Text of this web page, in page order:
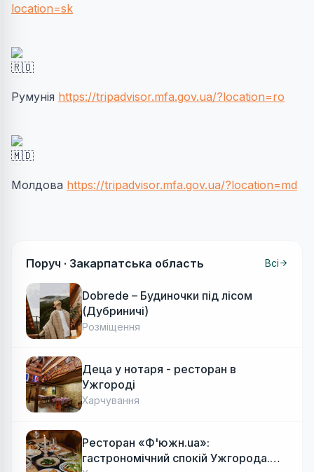
location=sk
Румунія https://tripadvisor.mfa.gov.ua/?location=ro
Молдова https://tripadvisor.mfa.gov.ua/?location=md
Поруч · Закарпатська область Всі
Dobrede – Будиночки під лісом
(Дубриничі)
Розміщення
Деца у нотаря - ресторан в
Ужгороді
Харчування
Ресторан «Ф'южн.ua»:
гастрономічний спокій Ужгорода.